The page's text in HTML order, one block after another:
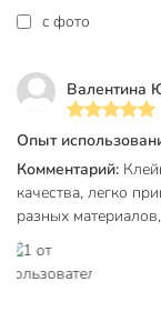
Материал основы
Назначение
Артикул
Вес в упаковке
c фото
Валентина
Опыт
Комментарий:
качества, легко
разных